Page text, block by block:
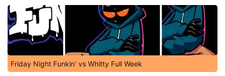
Friday Night Funkin' vs Whitty Full Week